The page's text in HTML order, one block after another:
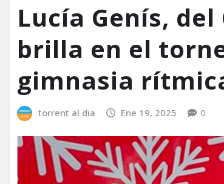
Lucía Genís,
brilla en el
gimnasia
torrent al dia Ene 19, 2025 0